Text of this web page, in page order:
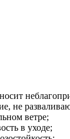
не
ветре;
в уходе;